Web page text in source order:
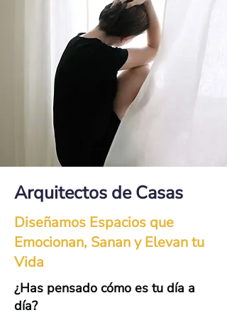
Arquitectos de Casas
Diseñamos Espacios que
Emocionan, Sanan y Elevan tu
Vida
¿Has pensado cómo es tu día a
día?